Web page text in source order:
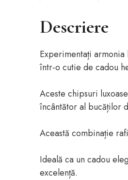
Descriere
Experimentați
într-o cutie de cadou
Aceste chipsuri
încântător al bucăților
Această combinație
Ideală ca un cadou
excelență.